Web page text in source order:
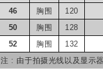
46
胸围 120
50
胸围 128
52
胸围 132
注 : 由于拍摄光线以及显示